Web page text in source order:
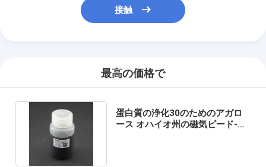
接触
最高の価格で
蛋白質の浄化30のためのアガロ
ース オハイオ州の磁気ビード-